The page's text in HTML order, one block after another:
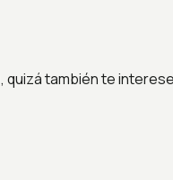
, quizá también te